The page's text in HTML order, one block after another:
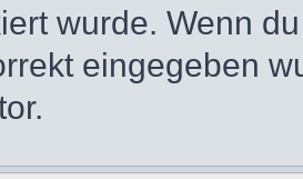
wurde. Wenn
eingegeben